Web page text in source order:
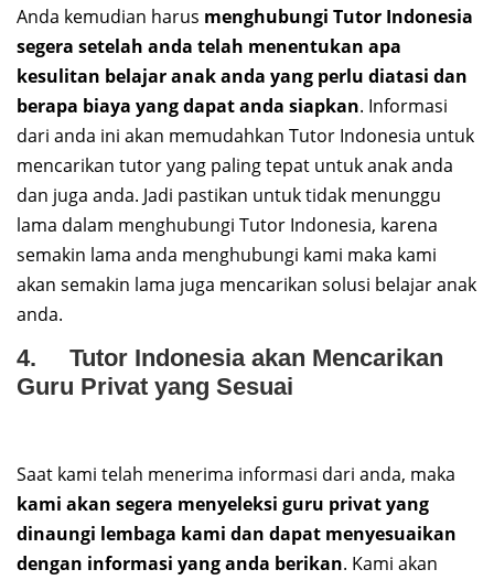
Anda kemudian harus menghubungi Tutor Indonesia
segera setelah anda telah menentukan apa
kesulitan belajar anak anda yang perlu diatasi dan
berapa biaya yang dapat anda siapkan. Informasi
dari anda ini akan memudahkan Tutor Indonesia untuk
mencarikan tutor yang paling tepat untuk anak anda
dan juga anda. Jadi pastikan untuk tidak menunggu
lama dalam menghubungi Tutor Indonesia, karena
semakin lama anda menghubungi kami maka kami
akan semakin lama juga mencarikan solusi belajar anak
anda.
4. Tutor Indonesia akan Mencarikan
Guru Privat yang Sesuai
Saat kami telah menerima informasi dari anda, maka
kami akan segera menyeleksi guru privat yang
dinaungi lembaga kami dan dapat menyesuaikan
dengan informasi yang anda berikan. Kami akan